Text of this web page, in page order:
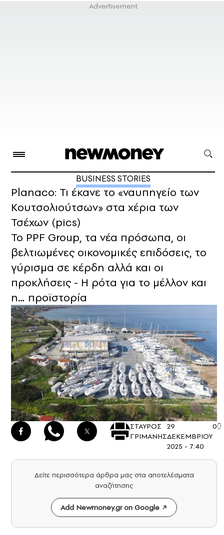
BUSINESS STORIES
Planaco: Τι έκανε το «ναυπηγείο των
Κουτσολιούτσων» στα χέρια των
Τσέχων (pics)
Το PPF Group, τα νέα πρόσωπα, οι
βελτιωμένες οικονομικές επιδόσεις, το
γύρισμα σε κέρδη αλλά και οι
προκλήσεις - Η ρότα για το μέλλον και
η… προϊστορία
ΣΤΑΥΡΟΣ
ΓΡΙΜΑΝΗΣ
29
ΔΕΚΕΜΒΡΙΟΥ
2025 - 7:40
0
Δείτε περισσότερα άρθρα μας στα αποτελέσματα
αναζήτησης
Add Newmoney.gr on Google